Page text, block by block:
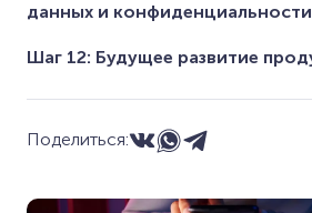
данных и конфиденциальности
Шаг 12: Будущее развитие
Поделиться: